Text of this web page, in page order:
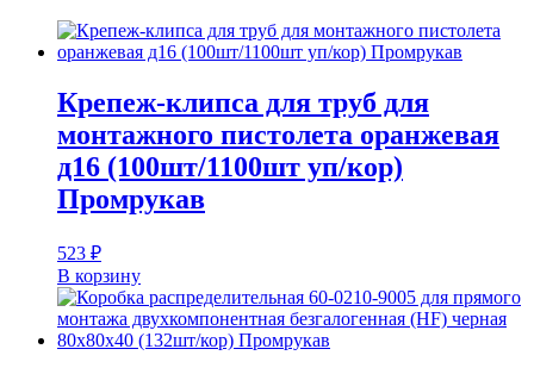
Крепеж-клипса для труб для
монтажного пистолета оранжевая
д16 (100шт/1100шт уп/кор)
Промрукав
523 ₽
В корзину